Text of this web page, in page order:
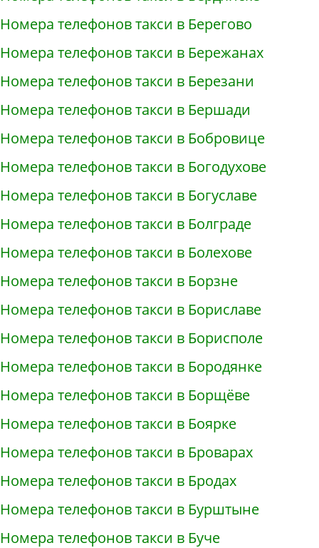
Номера телефонов такси в Берегово
Номера телефонов такси в Бережанах
Номера телефонов такси в Березани
Номера телефонов такси в Бершади
Номера телефонов такси в Бобровице
Номера телефонов такси в Богодухове
Номера телефонов такси в Богуславе
Номера телефонов такси в Болграде
Номера телефонов такси в Болехове
Номера телефонов такси в Борзне
Номера телефонов такси в Бориславе
Номера телефонов такси в Борисполе
Номера телефонов такси в Бородянке
Номера телефонов такси в Борщёве
Номера телефонов такси в Боярке
Номера телефонов такси в Броварах
Номера телефонов такси в Бродах
Номера телефонов такси в Бурштыне
Номера телефонов такси в Буче